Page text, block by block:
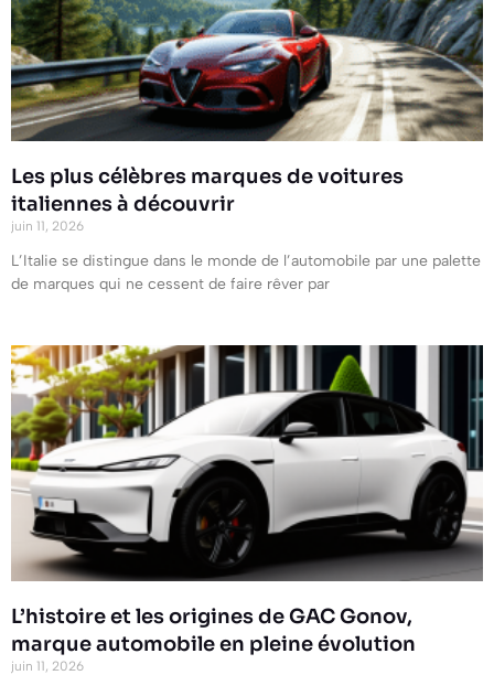
Les plus célèbres marques de voitures
italiennes à découvrir
juin 11, 2026
L’Italie se distingue dans le monde de l’automobile par une palette
de marques qui ne cessent de faire rêver par
L’histoire et les origines de GAC Gonov,
marque automobile en pleine évolution
juin 11, 2026